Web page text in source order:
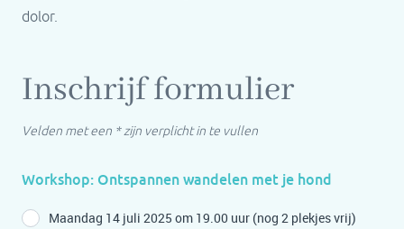
dolor.
Inschrijf formulier
Velden met een * zijn verplicht in te vullen
Workshop: Ontspannen wandelen met je hond
Maandag 14 juli 2025 om 19.00 uur (nog 2 plekjes vrij)